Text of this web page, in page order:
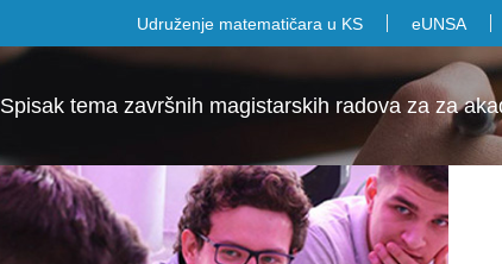
Udruženje matematičara u KS eUNSA
Spisak tema završnih magistarskih radova za za